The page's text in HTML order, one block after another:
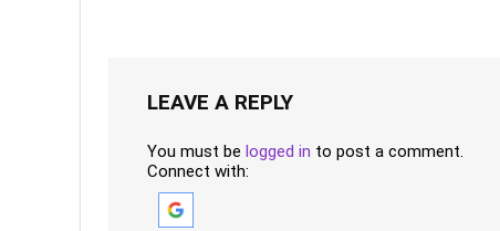
LEAVE A REPLY
You must be logged in to post a comment.
Connect with: